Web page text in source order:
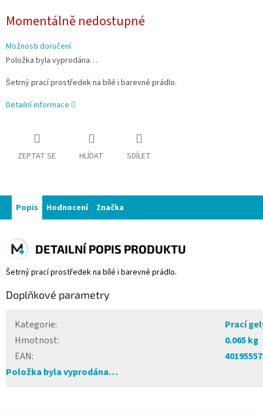
cena:
Momentálně nedostupné
Možnosti doručení
Položka byla vyprodána…
Šetrný prací prostředek na bílé i barevné prádlo.
Detailní informace
ZEPTAT SE HLÍDAT SDÍLET
Popis Hodnocení Značka
DETAILNÍ POPIS PRODUKTU
Šetrný prací prostředek na bílé i barevné prádlo.
Doplňkové parametry
Kategorie:
Prací
Hmotnost:
0.065 kg
EAN:
Položka byla vyprodána…